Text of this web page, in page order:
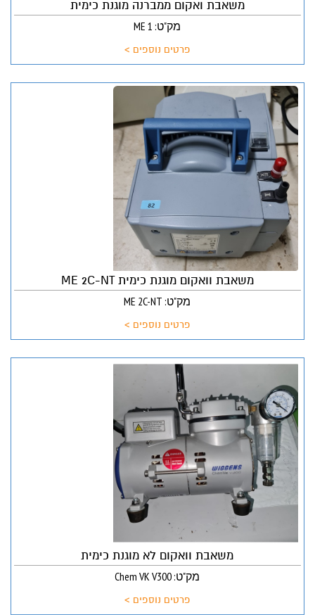
משאבת ואקום ממברנה מוגנת כימית
מק"ט: ME 1
פרטים נוספים >
משאבת וואקום מוגנת כימית ME 2C-NT
מק"ט: ME 2C-NT
פרטים נוספים >
משאבת וואקום לא מוגנת כימית
מק"ט: Chem VK V300
פרטים נוספים >